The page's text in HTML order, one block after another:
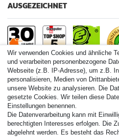
AUSGEZEICHNET
Paintball.de World
Paintball Shop International
Spares Shop North America
* Alle Preise inkl. ges. MwSt. zzgl.
Wir verwenden Cookies und ähnliche
und verarbeiten personenbezogene
Webseite (z.B. IP-Adresse), um z.B.
personalisieren, Medien von
unsere Website zu analysieren. Die
gesetzte Cookies. Wir teilen diese
Einstellungen benennen.
Die Datenverarbeitung kann mit
berechtigten Interesses erfolgen. Die
abgelehnt werden. Es besteht das